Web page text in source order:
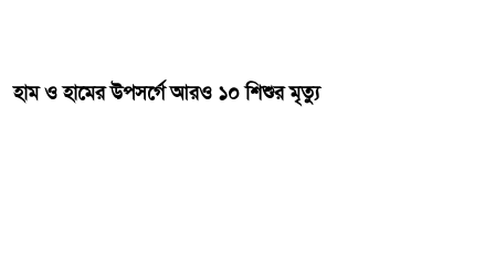
হাম ও হামের উপসর্গে আরও ১০ শিশুর মৃত্যু